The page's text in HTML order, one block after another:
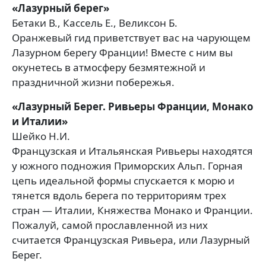
«Лазурный берег»
Бетаки В., Кассель Е., Великсон Б.
Оранжевый гид приветствует вас на чарующем
Лазурном берегу Франции! Вместе с ним вы
окунетесь в атмосферу безмятежной и
праздничной жизни побережья.
«Лазурный Берег. Ривьеры Франции, Монако
и Италии»
Шейко Н.И.
Французская и Итальянская Ривьеры находятся
у южного подножия Приморских Альп. Горная
цепь идеальной формы спускается к морю и
тянется вдоль берега по территориям трех
стран — Италии, Княжества Монако и Франции.
Пожалуй, самой прославленной из них
считается Французская Ривьера, или Лазурный
Берег.